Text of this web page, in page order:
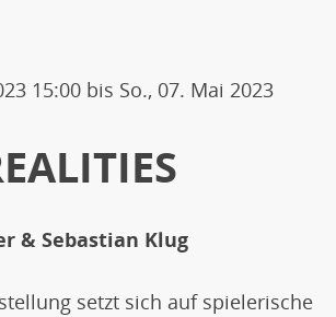
15:00 bis So., 07. Mai 2023
& Sebastian Klug
setzt sich auf spielerische